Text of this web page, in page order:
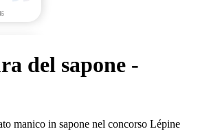
del sapone -
manico in sapone nel concorso Lépine